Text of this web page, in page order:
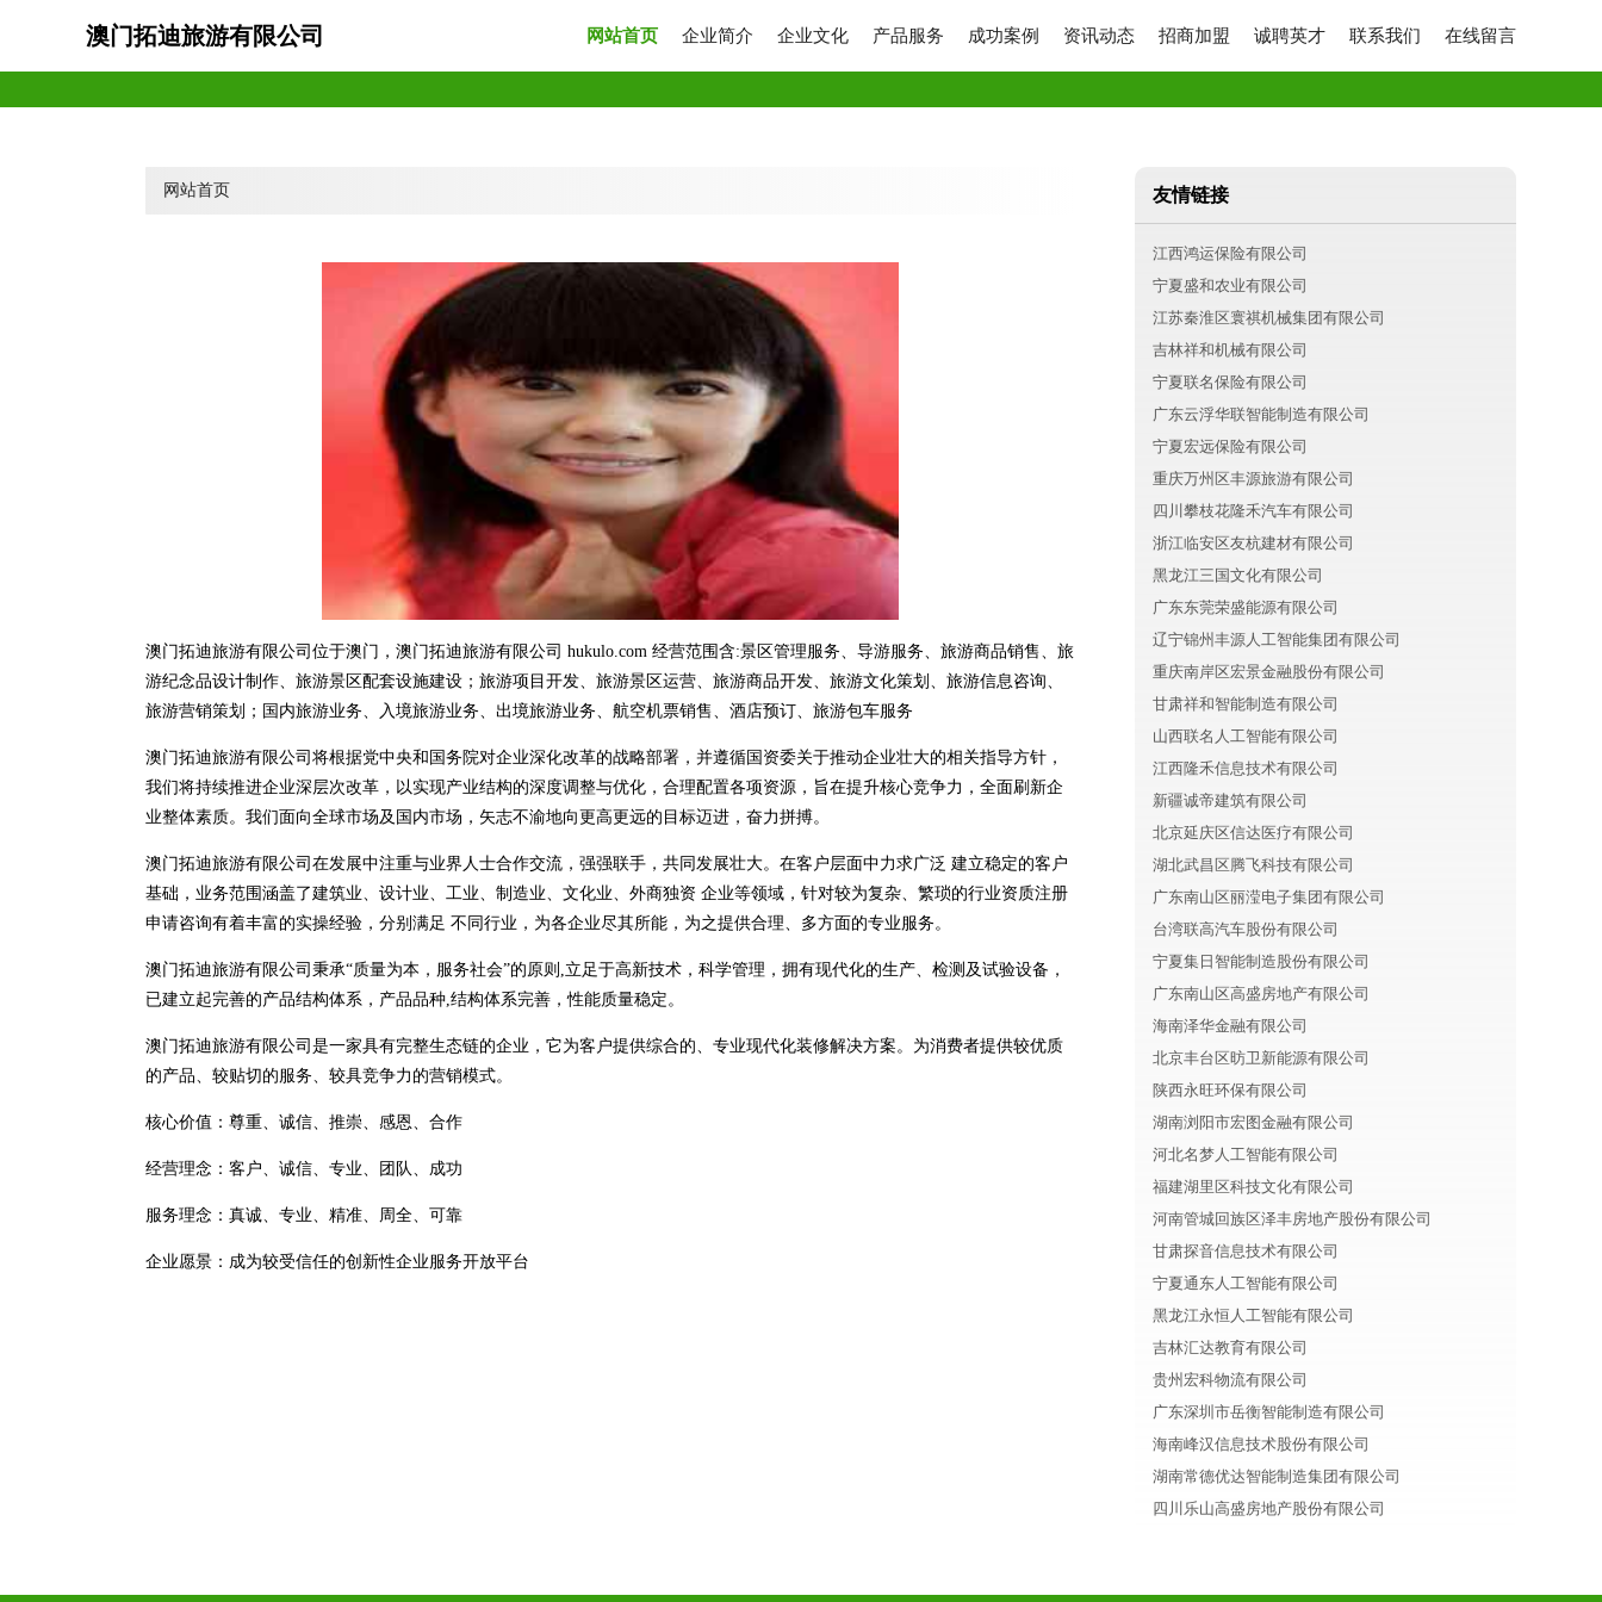
澳门拓迪旅游有限公司 网站首页 企业简介 企业文化 产品服务 成功案例 资讯动态 招商加盟 诚聘英才 联系我们 在线留言
网站首页
澳门拓迪旅游有限公司位于澳门，澳门拓迪旅游有限公司 hukulo.com 经营范围含:景区管理服务、导游服务、旅游商品销售、旅
游纪念品设计制作、旅游景区配套设施建设；旅游项目开发、旅游景区运营、旅游商品开发、旅游文化策划、旅游信息咨询、
旅游营销策划；国内旅游业务、入境旅游业务、出境旅游业务、航空机票销售、酒店预订、旅游包车服务
澳门拓迪旅游有限公司将根据党中央和国务院对企业深化改革的战略部署，并遵循国资委关于推动企业壮大的相关指导方针，
我们将持续推进企业深层次改革，以实现产业结构的深度调整与优化，合理配置各项资源，旨在提升核心竞争力，全面刷新企
业整体素质。我们面向全球市场及国内市场，矢志不渝地向更高更远的目标迈进，奋力拼搏。
澳门拓迪旅游有限公司在发展中注重与业界人士合作交流，强强联手，共同发展壮大。在客户层面中力求广泛 建立稳定的客户
基础，业务范围涵盖了建筑业、设计业、工业、制造业、文化业、外商独资 企业等领域，针对较为复杂、繁琐的行业资质注册
申请咨询有着丰富的实操经验，分别满足 不同行业，为各企业尽其所能，为之提供合理、多方面的专业服务。
澳门拓迪旅游有限公司秉承“质量为本，服务社会”的原则,立足于高新技术，科学管理，拥有现代化的生产、检测及试验设备，
已建立起完善的产品结构体系，产品品种,结构体系完善，性能质量稳定。
澳门拓迪旅游有限公司是一家具有完整生态链的企业，它为客户提供综合的、专业现代化装修解决方案。为消费者提供较优质
的产品、较贴切的服务、较具竞争力的营销模式。
核心价值：尊重、诚信、推崇、感恩、合作
经营理念：客户、诚信、专业、团队、成功
服务理念：真诚、专业、精准、周全、可靠
企业愿景：成为较受信任的创新性企业服务开放平台
友情链接
江西鸿运保险有限公司
宁夏盛和农业有限公司
江苏秦淮区寰祺机械集团有限公司
吉林祥和机械有限公司
宁夏联名保险有限公司
广东云浮华联智能制造有限公司
宁夏宏远保险有限公司
重庆万州区丰源旅游有限公司
四川攀枝花隆禾汽车有限公司
浙江临安区友杭建材有限公司
黑龙江三国文化有限公司
广东东莞荣盛能源有限公司
辽宁锦州丰源人工智能集团有限公司
重庆南岸区宏景金融股份有限公司
甘肃祥和智能制造有限公司
山西联名人工智能有限公司
江西隆禾信息技术有限公司
新疆诚帝建筑有限公司
北京延庆区信达医疗有限公司
湖北武昌区腾飞科技有限公司
广东南山区丽滢电子集团有限公司
台湾联高汽车股份有限公司
宁夏集日智能制造股份有限公司
广东南山区高盛房地产有限公司
海南泽华金融有限公司
北京丰台区昉卫新能源有限公司
陕西永旺环保有限公司
湖南浏阳市宏图金融有限公司
河北名梦人工智能有限公司
福建湖里区科技文化有限公司
河南管城回族区泽丰房地产股份有限公司
甘肃探音信息技术有限公司
宁夏通东人工智能有限公司
黑龙江永恒人工智能有限公司
吉林汇达教育有限公司
贵州宏科物流有限公司
广东深圳市岳衡智能制造有限公司
海南峰汉信息技术股份有限公司
湖南常德优达智能制造集团有限公司
四川乐山高盛房地产股份有限公司